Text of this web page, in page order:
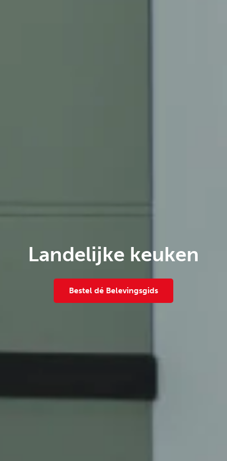
Landelijke keuken
Bestel dé Belevingsgids